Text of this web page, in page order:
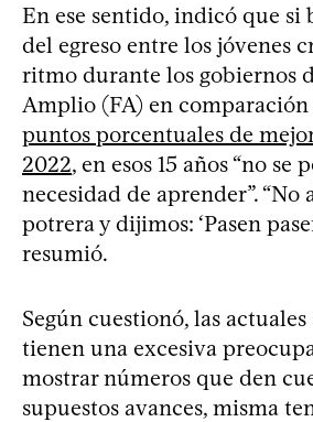
En ese sentido, indicó que si
del egreso entre los jóvenes
ritmo durante los gobiernos
Amplio (FA) en comparación
puntos porcentuales de
2022, en esos 15 años “no se
necesidad de aprender”. “No
potrera y dijimos: ‘Pasen
resumió.
Según cuestionó, las
tienen una excesiva
mostrar números que den
supuestos avances, misma